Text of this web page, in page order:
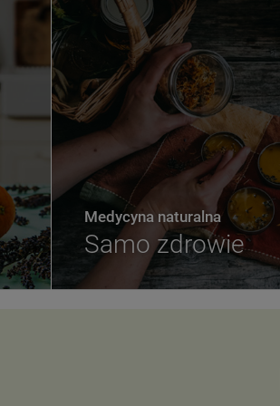
Medycyna naturalna
Samo zdrowie